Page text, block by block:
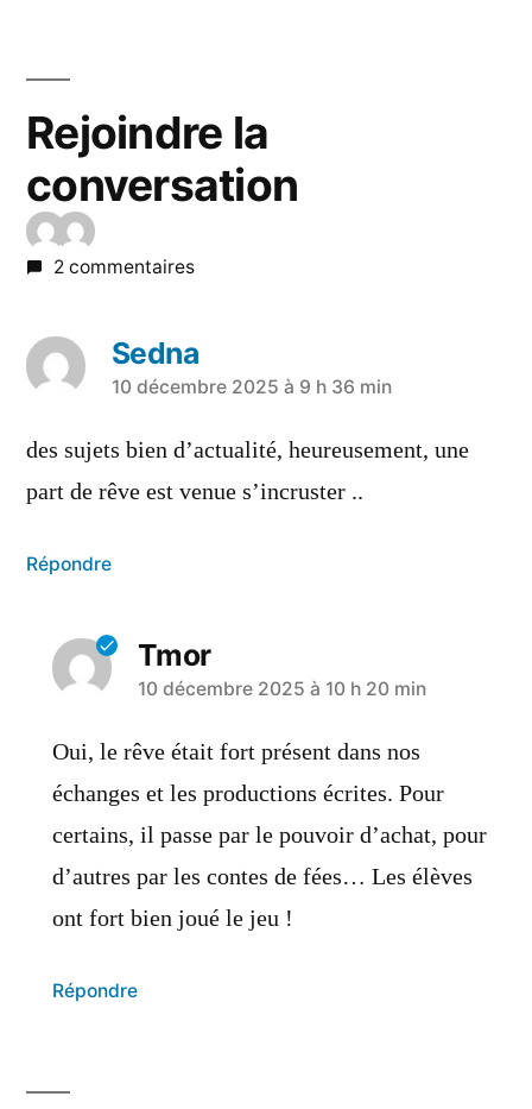
Rejoindre la
conversation
2 commentaires
Sedna
10 décembre 2025 à 9 h 36 min
des sujets bien d’actualité, heureusement, une
part de rêve est venue s’incruster ..
Répondre
Tmor
10 décembre 2025 à 10 h 20 min
Oui, le rêve était fort présent dans nos
échanges et les productions écrites. Pour
certains, il passe par le pouvoir d’achat, pour
d’autres par les contes de fées… Les élèves
ont fort bien joué le jeu !
Répondre